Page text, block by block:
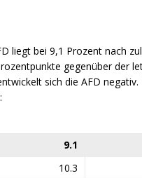
liegt bei 9,1 Prozent nach
gegenüber der
sich die AFD
9.1
10.3